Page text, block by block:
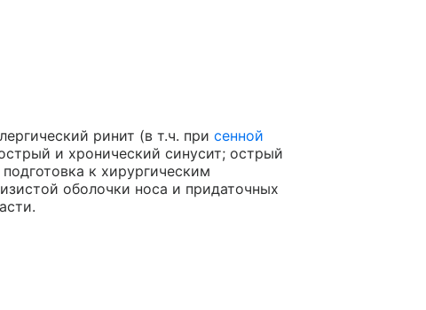
ринит (в т.ч. при сенной
и хронический синусит; острый
к хирургическим
оболочки носа и придаточных